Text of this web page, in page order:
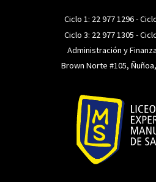
Ciclo 1: 22 977 1296-
Ciclo 3: 22 977 1305 -
Administración y
Brown Norte #105,